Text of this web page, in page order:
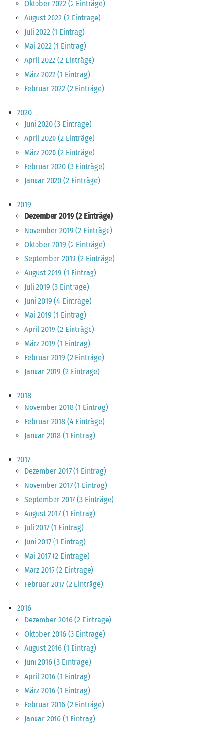
Oktober 2022 (2 Einträge)
August 2022 (2 Einträge)
Juli 2022 (1 Eintrag)
Mai 2022 (1 Eintrag)
April 2022 (2 Einträge)
März 2022 (1 Eintrag)
Februar 2022 (2 Einträge)
2020
Juni 2020 (3 Einträge)
April 2020 (2 Einträge)
März 2020 (2 Einträge)
Februar 2020 (3 Einträge)
Januar 2020 (2 Einträge)
2019
Dezember 2019 (2 Einträge)
November 2019 (2 Einträge)
Oktober 2019 (2 Einträge)
September 2019 (2 Einträge)
August 2019 (1 Eintrag)
Juli 2019 (3 Einträge)
Juni 2019 (4 Einträge)
Mai 2019 (1 Eintrag)
April 2019 (2 Einträge)
März 2019 (1 Eintrag)
Februar 2019 (2 Einträge)
Januar 2019 (2 Einträge)
2018
November 2018 (1 Eintrag)
Februar 2018 (4 Einträge)
Januar 2018 (1 Eintrag)
2017
Dezember 2017 (1 Eintrag)
November 2017 (1 Eintrag)
September 2017 (3 Einträge)
August 2017 (1 Eintrag)
Juli 2017 (1 Eintrag)
Juni 2017 (1 Eintrag)
Mai 2017 (2 Einträge)
März 2017 (2 Einträge)
Februar 2017 (2 Einträge)
2016
Dezember 2016 (2 Einträge)
Oktober 2016 (3 Einträge)
August 2016 (1 Eintrag)
Juni 2016 (3 Einträge)
April 2016 (1 Eintrag)
März 2016 (1 Eintrag)
Februar 2016 (2 Einträge)
Januar 2016 (1 Eintrag)